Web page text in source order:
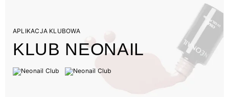
APLIKACJA KLUBOWA
KLUB NEONAIL